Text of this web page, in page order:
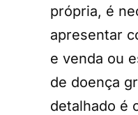
própria, é
apresentar
e venda ou
de doença
detalhado é